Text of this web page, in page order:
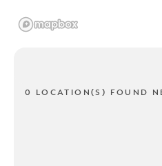
0 LOCATION(S) FOUND